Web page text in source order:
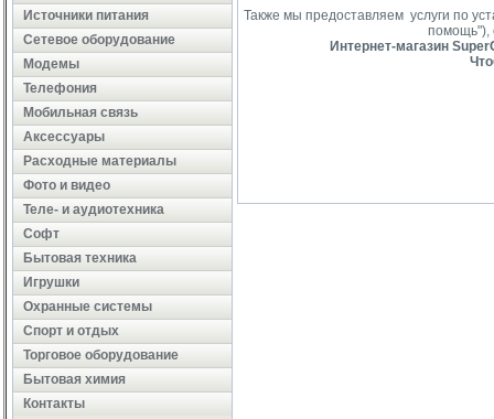
Источники питания
Сетевое оборудование
Модемы
Телефония
Мобильная связь
Аксессуары
Расходные материалы
Фото и видео
Теле- и аудиотехника
Софт
Бытовая техника
Игрушки
Охранные системы
Cпорт и отдых
Торговое оборудование
Бытовая химия
Контакты
Также мы предоставляем услуги по
помощь"),
Интернет-магазин